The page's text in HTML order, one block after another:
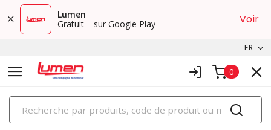
Lumen
Gratuit – sur Google Play
Voir
FR
0
PRODUITS
éclairage